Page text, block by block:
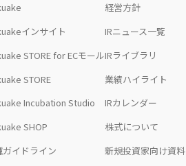
インサイト
STORE for ECモール
STORE
Incubation Studio
SHOP
ガイドライン
経営方針
IRニュース一覧
IRライブラリ
業績ハイライト
IRカレンダー
株式について
新規投資家向け資料